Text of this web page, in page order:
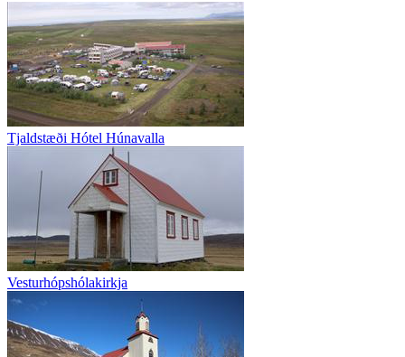
Tjaldstæði Hótel Húnavalla
Vesturhópshólakirkja